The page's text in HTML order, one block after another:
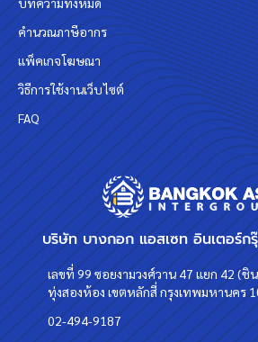
บริษัท บางกอก แอสเซท อินเตอร์ก
เลขที่ 99 ซอยงามวงศ์วาน 47 แยก 42 (ชิ
ทุ่งสองห้อง เขตหลักสี่ กรุงเทพมหานคร
02-494-9187
คำนวณภาษีอากร
แพ็คเกจโฆษณา
วิธีการใช้งานเว็บไซต์
FAQ